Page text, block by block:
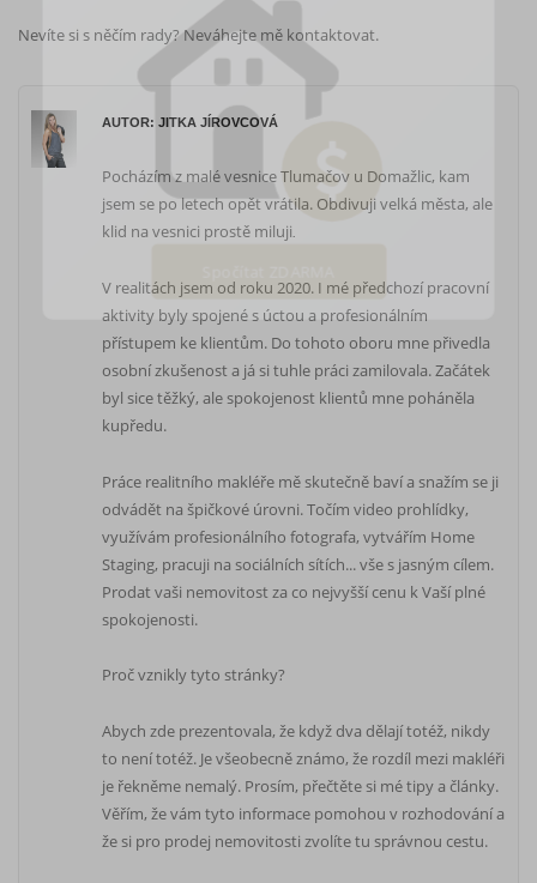
Nevíte si s něčím rady? Neváhejte mě kontaktovat.
AUTOR: JITKA JÍROVCOVÁ
Pocházím z malé vesnice Tlumačov u Domažlic, kam
jsem se po letech opět vrátila. Obdivuji velká města, ale
klid na vesnici prostě miluji.
V realitách jsem od roku 2020. I mé předchozí pracovní
aktivity byly spojené s úctou a profesionálním
přístupem ke klientům. Do tohoto oboru mne přivedla
osobní zkušenost a já si tuhle práci zamilovala. Začátek
byl sice těžký, ale spokojenost klientů mne poháněla
kupředu.
Práce realitního makléře mě skutečně baví a snažím se ji
odvádět na špičkové úrovni. Točím video prohlídky,
využívám profesionálního fotografa, vytvářím Home
Staging, pracuji na sociálních sítích... vše s jasným cílem.
Prodat vaši nemovitost za co nejvyšší cenu k Vaší plné
spokojenosti.
Proč vznikly tyto stránky?
Abych zde prezentovala, že když dva dělají totéž, nikdy
to není totéž. Je všeobecně známo, že rozdíl mezi makléři
je řekněme nemalý. Prosím, přečtěte si mé tipy a články.
Věřím, že vám tyto informace pomohou v rozhodování a
že si pro prodej nemovitosti zvolíte tu správnou cestu.
Spočítat ZDARMA